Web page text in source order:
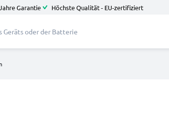
Garantie Höchste Qualität - EU-zertifiziert